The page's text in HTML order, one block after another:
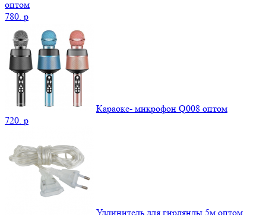
оптом
780. p
Караоке- микрофон Q008 оптом
720. p
Удлинитель для гирлянды 5м оптом